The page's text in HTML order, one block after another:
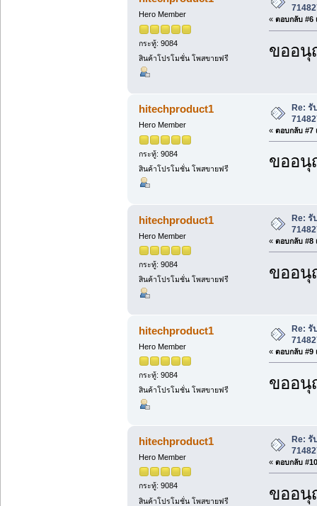
Hero Member
กระทู้: 9084
สินค้าโปรโมชั่น โพสขายฟรี
« ตอบกลับ #6
ขออนุ
hitechproduct1
Hero Member
กระทู้: 9084
สินค้าโปรโมชั่น โพสขายฟรี
Re: รั
« ตอบกลับ #7
ขออนุ
hitechproduct1
Hero Member
กระทู้: 9084
สินค้าโปรโมชั่น โพสขายฟรี
Re: รั
« ตอบกลับ #8
ขออนุ
hitechproduct1
Hero Member
กระทู้: 9084
สินค้าโปรโมชั่น โพสขายฟรี
Re: รั
« ตอบกลับ #9
ขออนุ
hitechproduct1
Hero Member
กระทู้: 9084
สินค้าโปรโมชั่น โพสขายฟรี
Re:
« ตอบกลับ
ขออนุ